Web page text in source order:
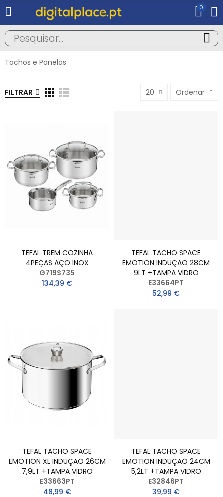
0
Tachos e Panelas
FILTRAR 20 Ordenar
TEFAL TREM COZINHA
4PEÇAS AÇO INOX
G719S735
134,39 €
TEFAL TACHO SPACE
EMOTION INDUÇAO 28CM
9LT +TAMPA VIDRO
E33664PT
52,99 €
TEFAL TACHO SPACE
EMOTION XL INDUÇAO 26CM
7,9LT +TAMPA VIDRO
E33663PT
48,99 €
TEFAL TACHO SPACE
EMOTION INDUÇAO 24CM
5,2LT +TAMPA VIDRO
E32846PT
39,99 €